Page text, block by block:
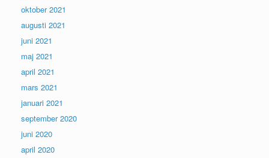
oktober 2021
augusti 2021
juni 2021
maj 2021
april 2021
mars 2021
januari 2021
september 2020
juni 2020
april 2020